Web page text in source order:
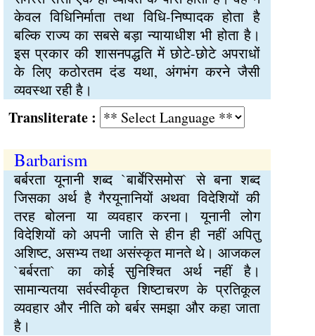
केवल विधिनिर्माता तथा विधि-निष्पादक होता है
बल्कि राज्य का सबसे बड़ा न्यायाधीश भी होता है।
इस प्रकार की शासनपद्धति में छोटे-छोटे अपराधों
के लिए कठोरतम दंड यथा, अंगभंग करने जैसी
व्यवस्था रही है।
:
Barbarism
बर्बरता यूनानी शब्द `बार्बेरिसमोस` से बना शब्द
जिसका अर्थ है गैरयूनानियों अथवा विदेशियों की
तरह बोलना या व्यवहार करना। यूनानी लोग
विदेशियों को अपनी जाति से हीन ही नहीं अपितु
अशिष्ट, असभ्य तथा असंस्कृत मानते थे। आजकल
`बर्बरता` का कोई सुनिश्चित अर्थ नहीं है।
सामान्यतया सर्वस्वीकृत शिष्टाचरण के प्रतिकूल
व्यवहार और नीति को बर्बर समझा और कहा जाता
है।